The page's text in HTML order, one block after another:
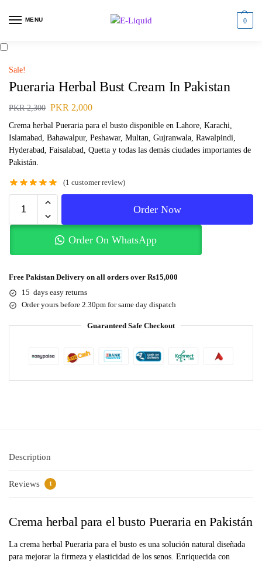
MENU 0
Sale!
Pueraria Herbal Bust Cream In Pakistan
PKR2,300 PKR 2,000
Crema herbal Pueraria para el busto disponible en Lahore, Karachi,
Islamabad, Bahawalpur, Peshawar, Multan, Gujranwala, Rawalpindi,
Hyderabad, Faisalabad, Quetta y todas las demás ciudades importantes de
Pakistán.
(1 customer review)
Order Now
Order On WhatsApp
Free Pakistan Delivery on all orders over Rs15,000
15 days easy returns
Order yours before 2.30pm for same day dispatch
Guaranteed Safe Checkout
Description
Reviews 1
Crema herbal para el busto Pueraria en Pakistán
La crema herbal Pueraria para el busto es una solución natural diseñada
para mejorar la firmeza y elasticidad de los senos. Enriquecida con